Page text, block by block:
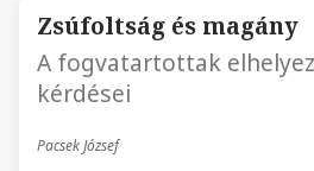
Zsúfoltság és magány
A fogvatartottak
kérdései
Pacsek József